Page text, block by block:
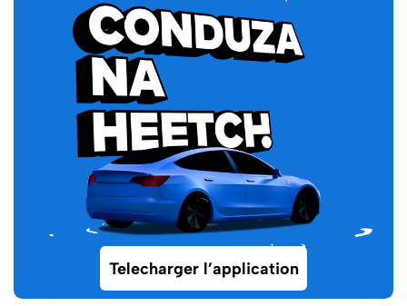
Telecharger l’application